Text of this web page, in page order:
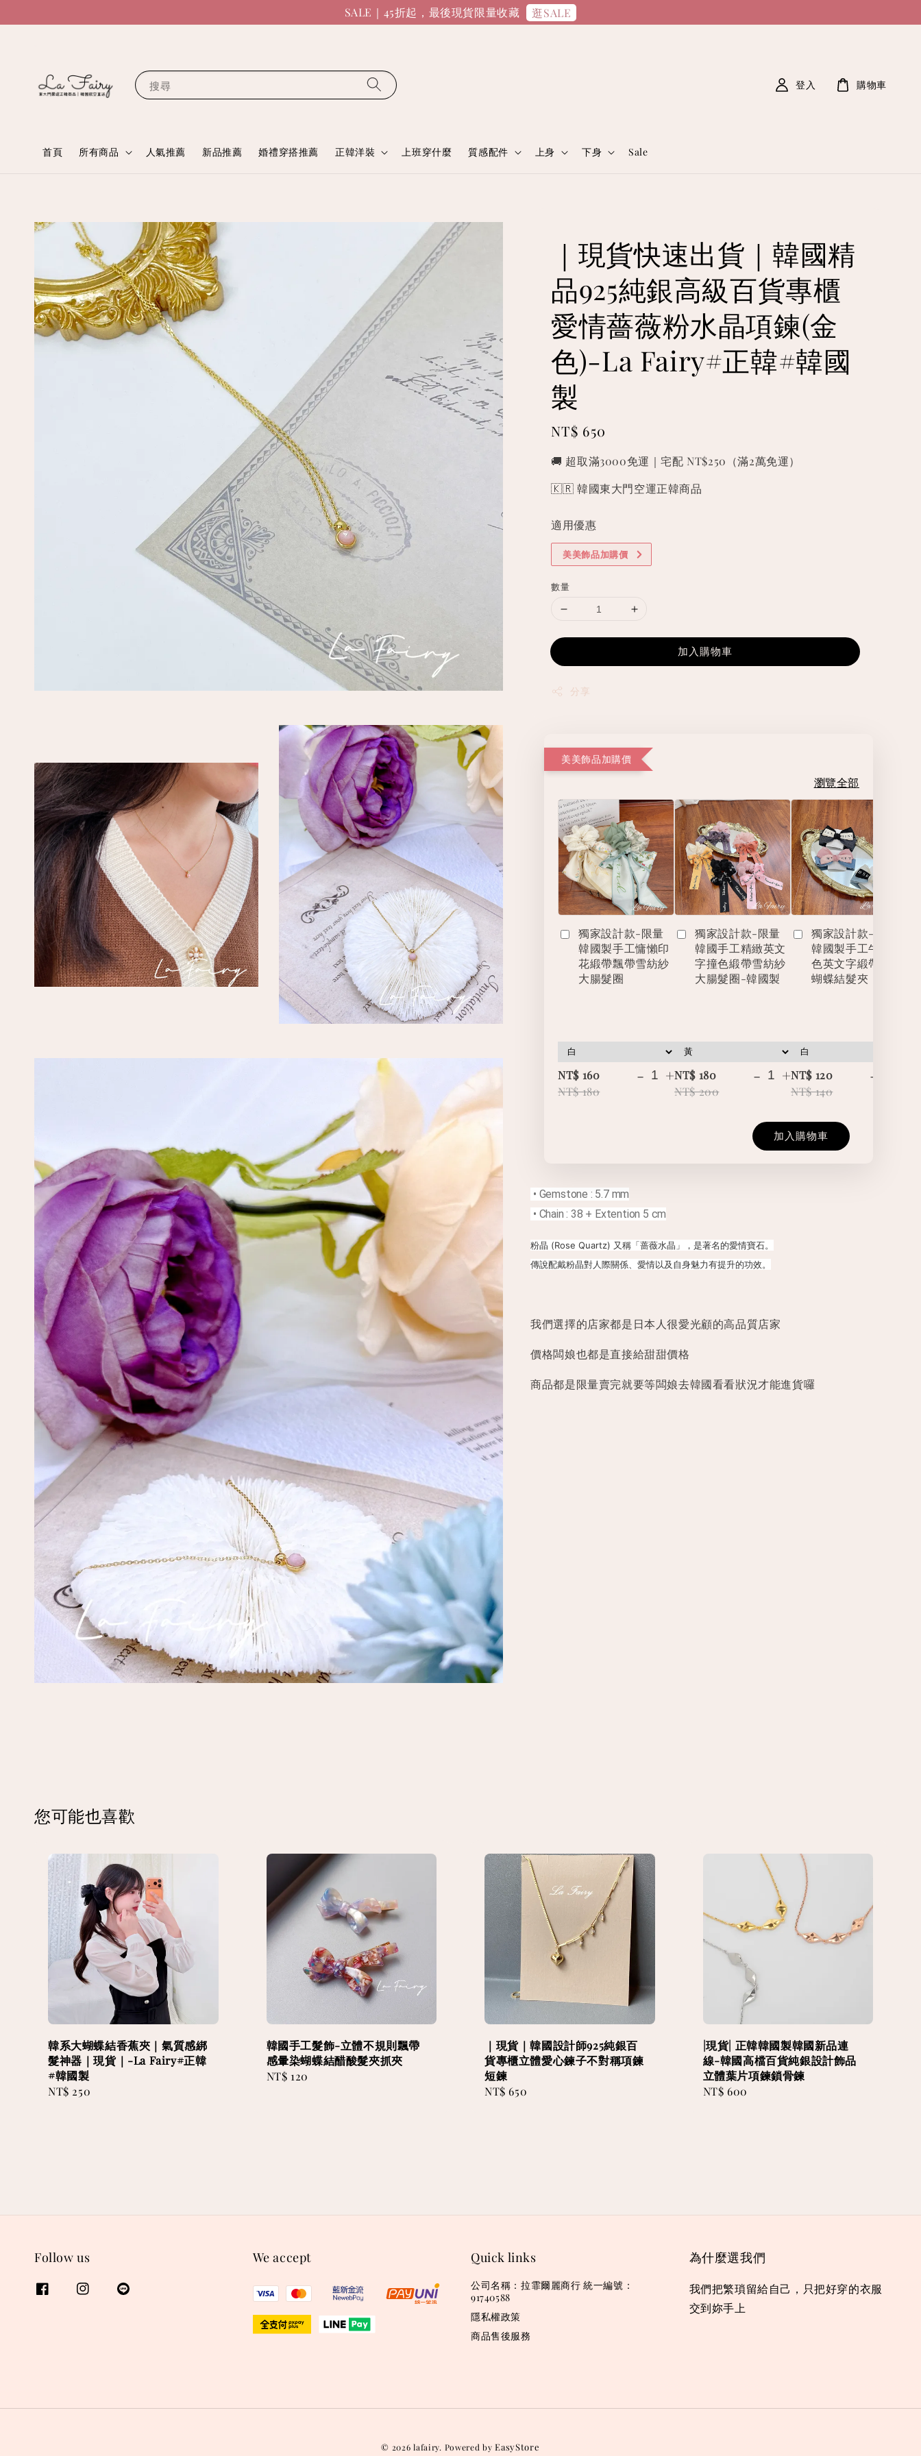
SALE｜45折起，最後現貨限量收藏 逛SALE
搜尋
首頁 所有商品 人氣推薦 新品推薦 婚禮穿搭推薦 正韓洋裝 上班穿什麼 質感配件 上身 下身 Sale
登入 購物車
｜現貨快速出貨｜韓國精
品925純銀高級百貨專櫃
愛情薔薇粉水晶項鍊(金
色)-La Fairy#正韓#韓國
製
Regular
NT$ 650
🚚 超取滿3000免運｜宅配 NT$250（滿2萬免運）
🇰🇷 韓國東大門空運正韓商品
適用優惠
美美飾品加購價
數量
加入購物車
分享
美美飾品加購價
瀏覽全部
獨家設計款-限量
韓國製手工慵懶印
花緞帶飄帶雪紡紗
大腸髮圈
NT$ 160
NT$ 180
- +
獨家設計款-限量
韓國手工精緻英文
字撞色緞帶雪紡紗
大腸髮圈-韓國製
NT$ 180
NT$ 200
- +
獨家設計款-限量
韓國製手工牛仔撞
色英文字緞帶立體
蝴蝶結髮夾
NT$ 120
NT$ 140
-
加入購物車
• Gemstone : 5.7 mm
• Chain : 38 + Extention 5 cm
粉晶 (Rose Quartz) 又稱「蔷薇水晶」，是著名的愛情寶石。
傳說配戴粉晶對人際關係、愛情以及自身魅力有提升的功效。
我們選擇的店家都是日本人很愛光顧的高品質店家
價格闆娘也都是直接給甜甜價格
商品都是限量賣完就要等闆娘去韓國看看狀況才能進貨囉
您可能也喜歡
韓系大蝴蝶結香蕉夾｜氣質感綁
髮神器｜現貨｜-La Fairy#正韓
#韓國製
Regular
NT$ 250
韓國手工髮飾-立體不規則飄帶
感暈染蝴蝶結醋酸髮夾抓夾
Regular
NT$ 120
｜現貨｜韓國設計師925純銀百
貨專櫃立體愛心鍊子不對稱項鍊
短鍊
Regular
NT$ 650
|現貨| 正韓韓國製韓國新品連
線-韓國高檔百貨純銀設計飾品
立體葉片項鍊鎖骨鍊
Regular
NT$ 600
Follow us We accept Quick links
公司名稱：拉霏爾麗商行 統一編號：
91740588
隱私權政策
商品售後服務
為什麼選我們
我們把繁瑣留給自己，只把好穿的衣服
交到妳手上
© 2026 lafairy. Powered by EasyStore